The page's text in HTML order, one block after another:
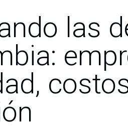
las